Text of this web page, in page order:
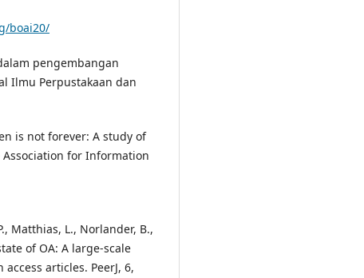
boai20/
pengembangan
Ilmu Perpustakaan dan
is not forever: A study of
for Information
Matthias, L., Norlander, B.,
of OA: A large-scale
articles. PeerJ, 6,